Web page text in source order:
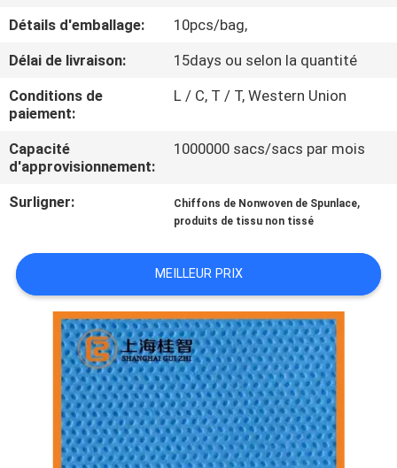
CONTRÔLE
DE
QUALITÉ
CONTACTEZ-
NOUS
DEMANDEZ
CITATION
PLAN
Détails d'emballage:
10pcs/bag,
Délai de livraison:
15days ou selon la quantité
Conditions de
paiement:
L / C, T / T, Western Union
Capacité
d'approvisionnement:
1000000 sacs/sacs par mois
Surligner: Chiffons de Nonwoven de Spunlace,
produits de tissu non tissé
MEILLEUR PRIX